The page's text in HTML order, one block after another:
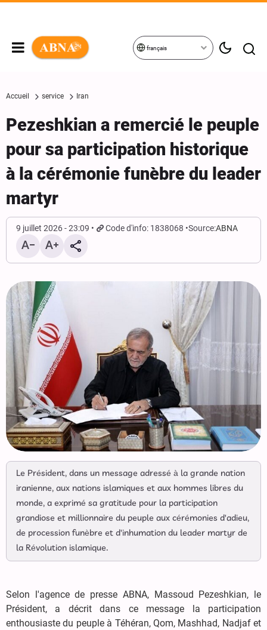
français
Accueil service Iran
Pezeshkian a remercié le peuple
pour sa participation historique
à la cérémonie funèbre du leader
martyr
9 juillet 2026 - 23:09 Code d'info: 1838068 Source:ABNA
Le Président, dans un message adressé à la grande nation
iranienne, aux nations islamiques et aux hommes libres du
monde, a exprimé sa gratitude pour la participation
grandiose et millionnaire du peuple aux cérémonies d'adieu,
de procession funèbre et d'inhumation du leader martyr de
la Révolution islamique.
Selon l'agence de presse ABNA, Massoud Pezeshkian, le
Président, a décrit dans ce message la participation
enthousiaste du peuple à Téhéran, Qom, Mashhad, Nadjaf et